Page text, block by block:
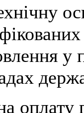
у
оплату